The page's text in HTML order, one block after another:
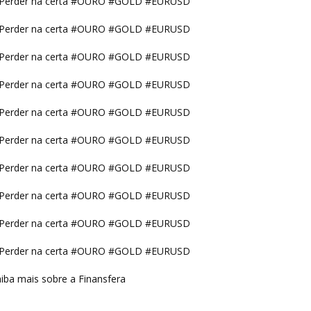
na certa #OURO #GOLD #EURUSD
na certa #OURO #GOLD #EURUSD
na certa #OURO #GOLD #EURUSD
na certa #OURO #GOLD #EURUSD
na certa #OURO #GOLD #EURUSD
na certa #OURO #GOLD #EURUSD
na certa #OURO #GOLD #EURUSD
na certa #OURO #GOLD #EURUSD
na certa #OURO #GOLD #EURUSD
mais sobre a Finansfera